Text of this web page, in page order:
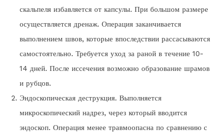
скальпеля избавляется от капсулы. При большом размере
осуществляется дренаж. Операция заканчивается
выполнением швов, которые впоследствии рассасываются
самостоятельно. Требуется уход за раной в течение 10-
14 дней. После иссечения возможно образование шрамов
и рубцов.
Эндоскопическая деструкция. Выполняется
микроскопический надрез, через который вводится
эндоскоп. Операция менее травмоопасна по сравнению с